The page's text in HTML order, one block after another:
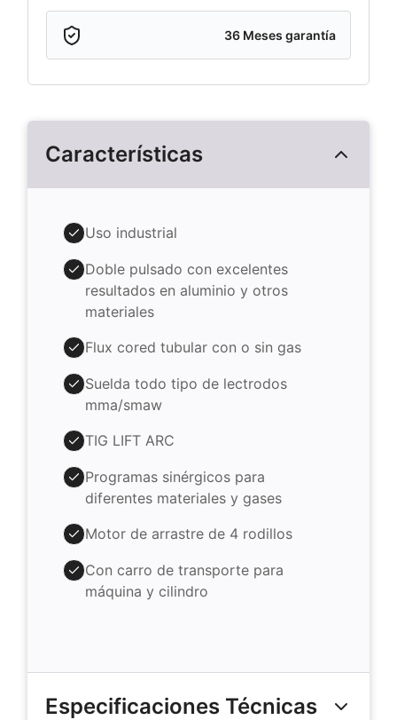
36Meses garantía
Características
Uso industrial
Doble pulsado con excelentes
resultados en aluminio y otros
materiales
Flux cored tubular con o sin gas
Suelda todo tipo de lectrodos
mma/smaw
TIG LIFT ARC
Programas sinérgicos para
diferentes materiales y gases
Motor de arrastre de 4 rodillos
Con carro de transporte para
máquina y cilindro
Especificaciones Técnicas